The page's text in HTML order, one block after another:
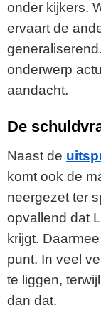
onder kijkers.
ervaart de
onderwerp
aandacht.
De
Naast de
komt ook de
neergezet ter
opvallend dat
krijgt.
punt. In veel
te liggen,
dan dat.